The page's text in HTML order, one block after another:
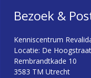
Bezoek &
Kenniscentrum
Locatie: De
Rembrandtkade 10
3583 TM Utrecht